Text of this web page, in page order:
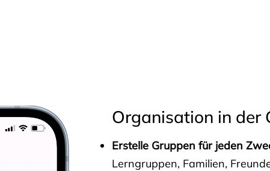
Organisation in der
Erstelle Gruppen für jeden
Lerngruppen, Familien,